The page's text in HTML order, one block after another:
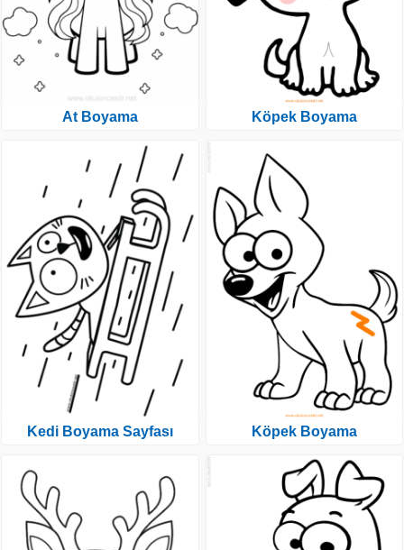
At Boyama
Kedi Boyama Sayfası
Köpek Boyama
Köpek Boyama